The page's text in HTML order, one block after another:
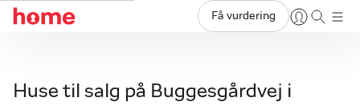
Få vurdering
Huse til salg på Buggesgårdvej i